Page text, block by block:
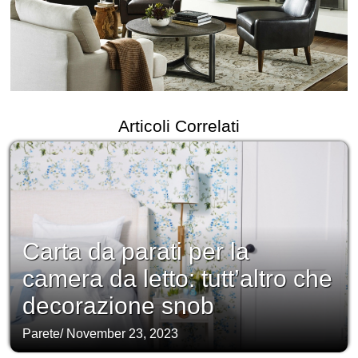
Articoli Correlati
Carta da parati per la
camera da letto: tutt’altro che
decorazione snob
Parete/ November 23, 2023